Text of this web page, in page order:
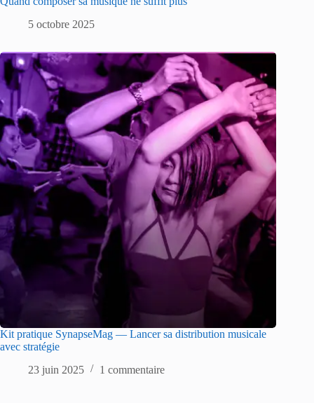
5 octobre 2025
Kit pratique SynapseMag — Lancer sa distribution musicale
avec stratégie
23 juin 2025
1 commentaire